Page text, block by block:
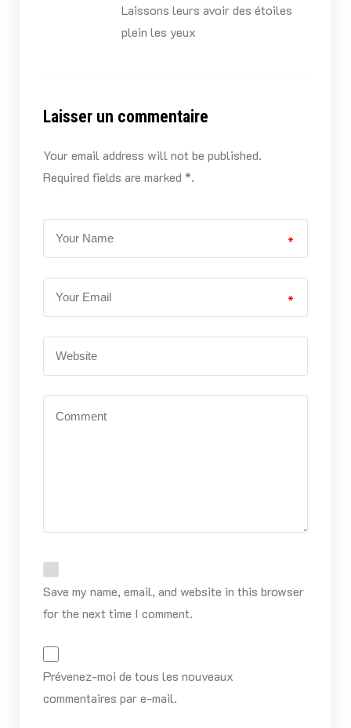
Laissons leurs avoir des étoiles
plein les yeux
Laisser un commentaire
Your email address will not be published.
Required fields are marked *.
*
*
Save my name, email, and website in this browser
for the next time I comment.
Prévenez-moi de tous les nouveaux
commentaires par e-mail.